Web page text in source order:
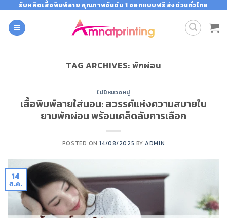
content
รับผลิตเสื้อพิมพ์ลาย คุณภาพอันดับ 1 ออกแบบฟรี ส่งด่วนทั่วไทย
TAG ARCHIVES: พักผ่อน
ไม่มีหมวดหมู่
เสื้อพิมพ์ลายใส่นอน: สวรรค์แห่งความสบายใน
ยามพักผ่อน พร้อมเคล็ดลับการเลือก
POSTED ON14/08/2025 BYADMIN
14
ส.ค.